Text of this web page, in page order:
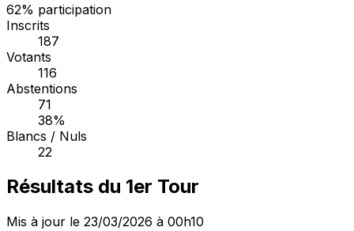
62% participation
Inscrits
187
Votants
116
Abstentions
71
38%
Blancs / Nuls
22
Résultats du 1er Tour
Mis à jour le 23/03/2026 à 00h10